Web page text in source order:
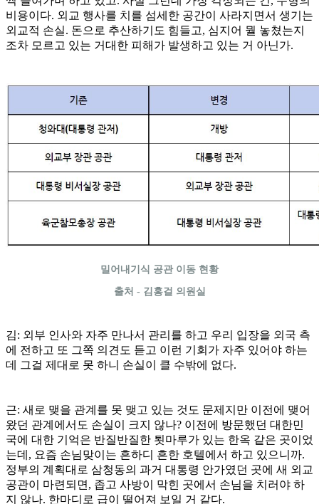
비용이다. 외교 행사를 치를 섬세한 공간이 사라지면서 생기는
외교적 손실. 돈으로 추산하기도 힘들고, 심지어 뭘 놓쳤는지
조차 모르고 있는 거대한 피해가 발생하고 있는 거 아닌가.
밀어내기식 공관 이동 현황
출처 - 김홍걸 의원실
김: 외부 인사와 자주 만나서 관리를 하고 우리 입장을 외국 측
에 전하고 또 그쪽 의견도 듣고 이런 기회가 자주 있어야 하는
데 그걸 제대로 못 하니 손실이 클 수밖에 없다.
근: 새로 맺을 관계를 못 맺고 있는 것도 문제지만 이전에 맺어
왔던 관계에서도 손실이 크지 않나? 이전에 방문했던 대한민
국에 대한 기억은 반질반질한 툇마루가 있는 한옥 같은 곳이었
는데, 요즘 손님맞이는 흔하디 흔한 호텔에서 하고 있으니까.
정부의 계획대로 삼청동의 과거 대통령 안가였던 곳에 새 외교
공관이 마련되면, 좁고 사방이 막힌 곳에서 손님을 치러야 하
지 않나. 한마디로 급이 떨어져 보일 거 같다.